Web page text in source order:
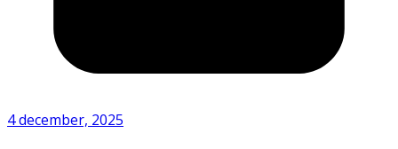
4 december, 2025